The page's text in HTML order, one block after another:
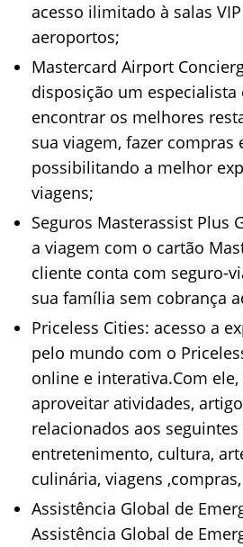
acesso ilimitado à salas
aeroportos;
Mastercard Airport
disposição um especialista
encontrar os melhores
sua viagem, fazer compras
possibilitando a melhor
viagens;
Seguros Masterassist Plus
a viagem com o cartão
cliente conta com seguro-
sua família sem cobrança
Priceless Cities: acesso a
pelo mundo com o
online e interativa.Com ele,
aproveitar atividades,
relacionados aos
entretenimento, cultura,
culinária, viagens
Assistência Global de
Assistência Global de